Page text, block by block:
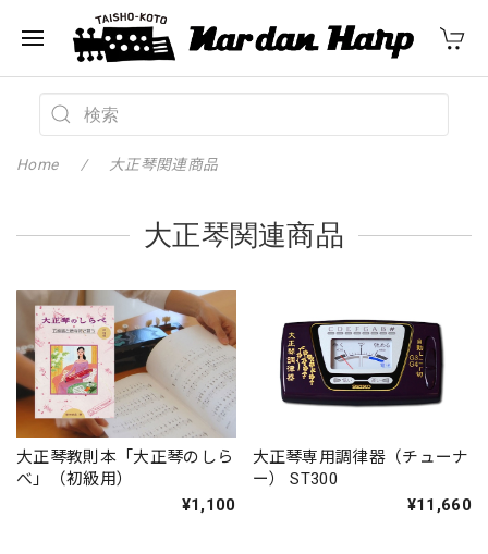
Home 大正琴関連商品
大正琴関連商品
大正琴教則本「大正琴のしら
べ」（初級用）
¥1,100
大正琴専用調律器（チューナ
ー） ST300
¥11,660